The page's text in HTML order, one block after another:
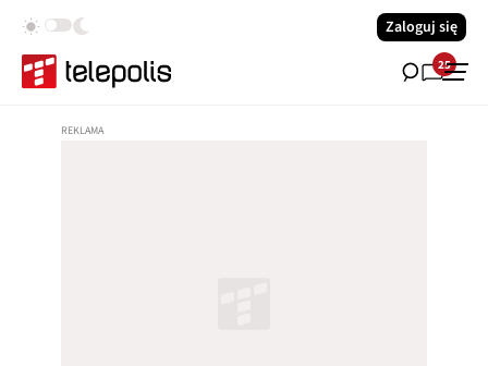
Zaloguj się
25